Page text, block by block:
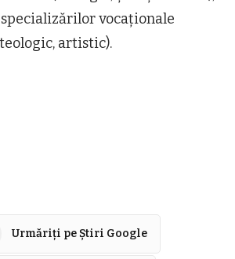
vocaționale
artistic).
Urmăriți pe Știri Google